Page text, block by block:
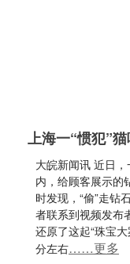
上海一“惯犯”
大皖新闻讯 近日
内，给顾客展示的
时发现，“偷”走钻
者联系到视频发布
还原了这起“珠宝
分左右……更多